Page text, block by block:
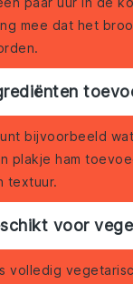
mee dat het
bijvoorbeeld wat
plakje ham
textuur.
voor
volledig